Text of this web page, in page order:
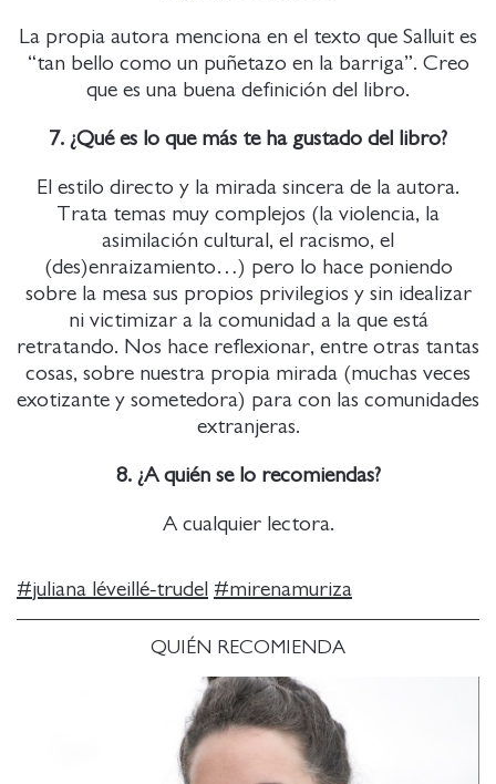
La propia autora menciona en el texto que Salluit es
“tan bello como un puñetazo en la barriga”. Creo
que es una buena definición del libro.
7. ¿Qué es lo que más te ha gustado del libro?
El estilo directo y la mirada sincera de la autora.
Trata temas muy complejos (la violencia, la
asimilación cultural, el racismo, el
(des)enraizamiento…) pero lo hace poniendo
sobre la mesa sus propios privilegios y sin idealizar
ni victimizar a la comunidad a la que está
retratando. Nos hace reflexionar, entre otras tantas
cosas, sobre nuestra propia mirada (muchas veces
exotizante y sometedora) para con las comunidades
extranjeras.
8. ¿A quién se lo recomiendas?
A cualquier lectora.
#juliana léveillé-trudel #mirenamuriza
QUIÉN RECOMIENDA